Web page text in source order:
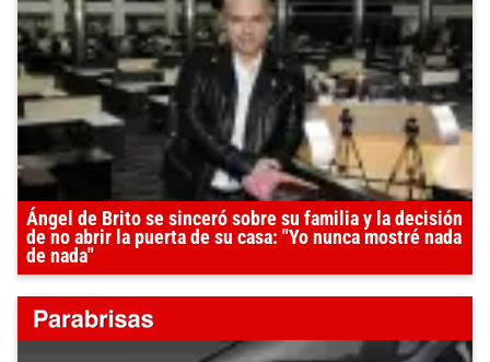
Ángel de Brito se sinceró sobre su familia y la decisión
de no abrir la puerta de su casa: "Yo nunca mostré nada
de nada"